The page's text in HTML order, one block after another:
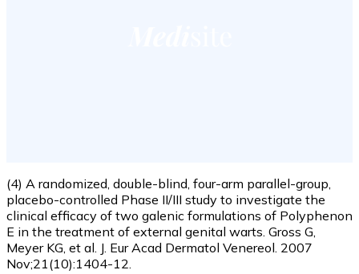
(4) A randomized, double-blind, four-arm parallel-group,
placebo-controlled Phase II/III study to investigate the
clinical efficacy of two galenic formulations of Polyphenon
E in the treatment of external genital warts. Gross G,
Meyer KG, et al. J. Eur Acad Dermatol Venereol. 2007
Nov;21(10):1404-12.